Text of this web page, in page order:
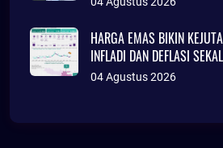
HARGA EMAS BIKIN
INFLADI DAN DEFLASI
04 Agustus 2026